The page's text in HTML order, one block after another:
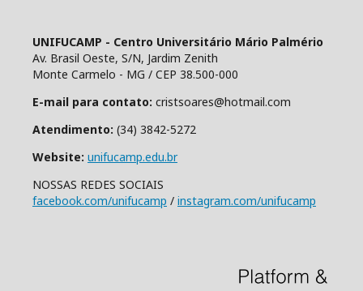
UNIFUCAMP - Centro Universitário Mário Palmério
Av. Brasil Oeste, S/N, Jardim Zenith
Monte Carmelo - MG / CEP 38.500-000
E-mail para contato: cristsoares@hotmail.com
Atendimento: (34) 3842-5272
Website: unifucamp.edu.br
NOSSAS REDES SOCIAIS
facebook.com/unifucamp / instagram.com/unifucamp